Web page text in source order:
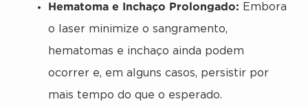
Hematoma e Inchaço Prolongado: Embora
o laser minimize o sangramento,
hematomas e inchaço ainda podem
ocorrer e, em alguns casos, persistir por
mais tempo do que o esperado.